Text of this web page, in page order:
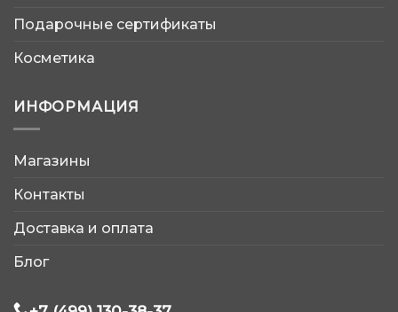
Подарочные сертификаты
Косметика
ИНФОРМАЦИЯ
Магазины
Контакты
Доставка и оплата
Блог